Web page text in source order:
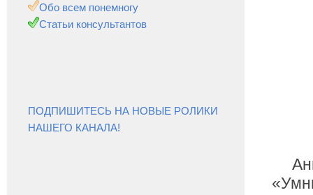
Обо всем понемногу
Статьи консультантов
ПОДПИШИТЕСЬ НА НОВЫЕ РОЛИКИ
НАШЕГО КАНАЛА!